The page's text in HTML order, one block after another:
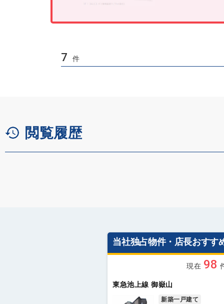
7 件
閲覧履歴
当社独占物件・店長おすす
現在 98
東急池上線 御嶽山
新築一戸建て